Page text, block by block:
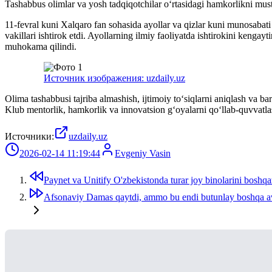
Tashabbus olimlar va yosh tadqiqotchilar o‘rtasidagi hamkorlikni
11-fevral kuni Xalqaro fan sohasida ayollar va qizlar kuni
vakillari ishtirok etdi. Ayollarning ilmiy faoliyatda ishtirokini
muhokama qilindi.
Источник изображения: uzdaily.uz
Olima tashabbusi tajriba almashish, ijtimoiy to‘siqlarni aniqlash va
Klub mentorlik, hamkorlik va innovatsion g‘oyalarni qo‘llab-
Источники:
uzdaily.uz
2026-02-14 11:19:44
Evgeniy Vasin
Paynet va Unitify O'zbekistonda turar joy binolarini
Afsonaviy Damas qaytdi, ammo bu endi butunlay boshqa